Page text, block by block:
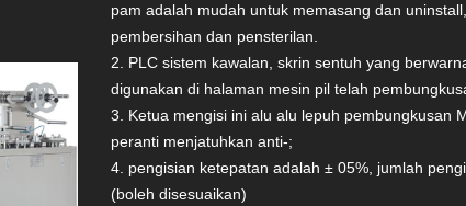
pam adalah mudah untuk memasang dan
pembersihan dan pensterilan.
2. PLC sistem kawalan, skrin sentuh yang
digunakan di halaman mesin pil telah
3. Ketua mengisi ini alu alu lepuh pembungkusan
peranti menjatuhkan anti-;
4. pengisian ketepatan adalah ± 05%, jumlah
(boleh disesuaikan)